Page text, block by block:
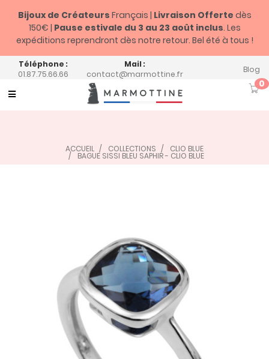
Bijoux de Créateurs Français | Livraison Offerte dès
150€ | Pause estivale du 3 au 23 août inclus. Les
expéditions reprendront dès notre retour. Bel été à tous !
Téléphone :
01.87.75.66.66
Mail :
contact@marmottine.fr
Blog
0
Toggle
ACCUEIL COLLECTIONS CLIO BLUE
BAGUE SISSI BLEU SAPHIR - CLIO BLUE